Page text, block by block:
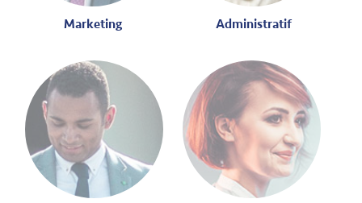
Marketing Administratif